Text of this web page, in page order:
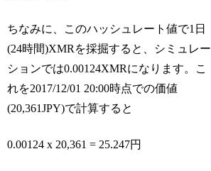
ちなみに、このハッシュレート値で1日
(24時間)XMRを採掘すると、シミュレー
ションでは0.00124XMRになります。こ
れを2017/12/01 20:00時点での価値
(20,361JPY)で計算すると
0.00124 x 20,361 = 25.247円